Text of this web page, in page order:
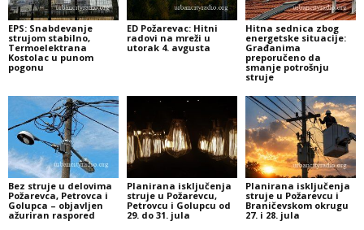
EPS: Snabdevanje
strujom stabilno,
Termoelektrana
Kostolac u punom
pogonu
ED Požarevac: Hitni
radovi na mreži u
utorak 4. avgusta
Hitna sednica zbog
energetske situacije:
Građanima
preporučeno da
smanje potrošnju
struje
Bez struje u delovima
Požarevca, Petrovca i
Golupca – objavljen
ažuriran raspored
Planirana isključenja
struje u Požarevcu,
Petrovcu i Golupcu od
29. do 31. jula
Planirana isključenja
struje u Požarevcu i
Braničevskom okrugu
27. i 28. jula